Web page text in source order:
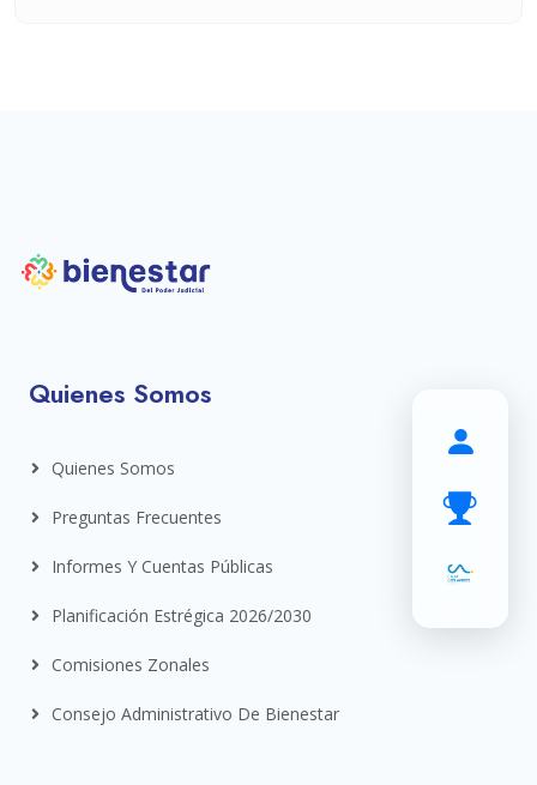
Quienes Somos
Quienes Somos
Preguntas Frecuentes
Informes Y Cuentas Públicas
Planificación Estrégica 2026/2030
Comisiones Zonales
Consejo Administrativo De Bienestar